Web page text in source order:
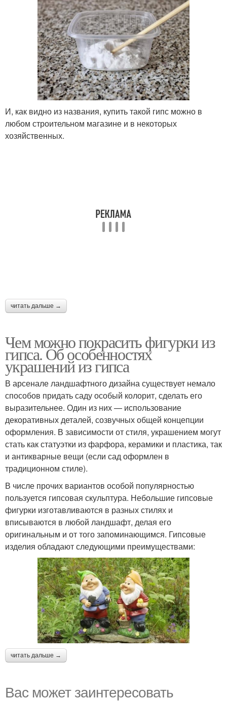
И, как видно из названия, купить такой гипс можно в
любом строительном магазине и в некоторых
хозяйственных.
читать дальше →
Чем можно покрасить фигурки из
гипса. Об особенностях
украшений из гипса
В арсенале ландшафтного дизайна существует немало
способов придать саду особый колорит, сделать его
выразительнее. Один из них — использование
декоративных деталей, созвучных общей концепции
оформления. В зависимости от стиля, украшением могут
стать как статуэтки из фарфора, керамики и пластика, так
и антикварные вещи (если сад оформлен в
традиционном стиле).
В числе прочих вариантов особой популярностью
пользуется гипсовая скульптура. Небольшие гипсовые
фигурки изготавливаются в разных стилях и
вписываются в любой ландшафт, делая его
оригинальным и от того запоминающимся. Гипсовые
изделия обладают следующими преимуществами:
читать дальше →
Вас может заинтересовать